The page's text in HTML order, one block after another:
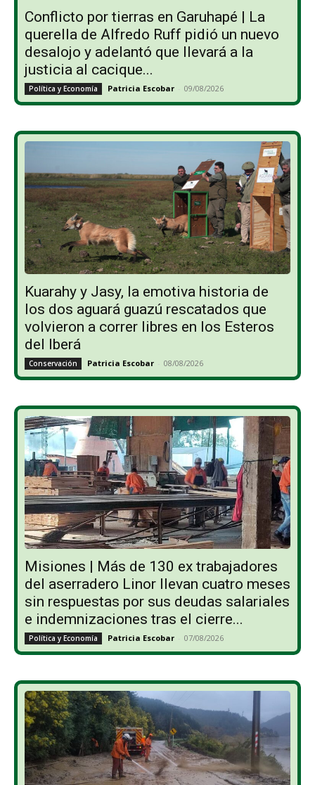
Conflicto por tierras en Garuhapé | La
querella de Alfredo Ruff pidió un nuevo
desalojo y adelantó que llevará a la
justicia al cacique...
Política y Economía Patricia Escobar - 09/08/2026
Kuarahy y Jasy, la emotiva historia de
los dos aguará guazú rescatados que
volvieron a correr libres en los Esteros
del Iberá
Conservación Patricia Escobar - 08/08/2026
Misiones | Más de 130 ex trabajadores
del aserradero Linor llevan cuatro meses
sin respuestas por sus deudas salariales
e indemnizaciones tras el cierre...
Política y Economía Patricia Escobar - 07/08/2026